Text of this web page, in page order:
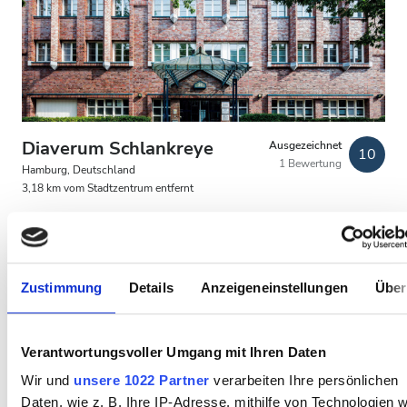
Zustimmung Details Anzeigeneinstellungen
Verantwortungsvoller Umgang mit Ihren Daten
Wir und unsere 1022 Partner verarbeiten Ihre persönlichen
Daten, wie z. B. Ihre IP-Adresse, mithilfe von Technologien
Patienten mit HIV
Patienten mit Hepatitis B
Patienten mit Hepatitis C
GHIC
Einrichtungen
Erfrischungen
Kostenloses WiFi
TV-Bildschirme
Kostenloser Transport
Diaverum Schlankreye
Hamburg, Deutschland
3,18 km vom Stadtzentrum entfernt
Ausgezeichnet
1 Bewertung
10
Pro Behandlung
HDF-Dialyse 320 €